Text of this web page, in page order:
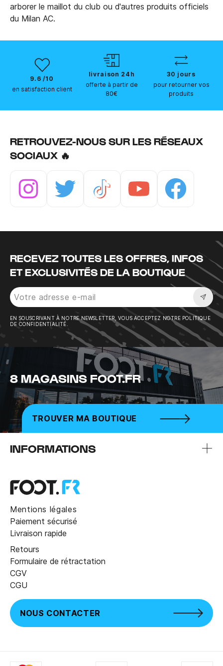
arborer le maillot du club ou d'autres produits officiels
du Milan AC.
9.6 /10
en satisfaction client
livraison 24h
offerte à partir de
80€
30 jours
pour retourner vos
produits
RETROUVEZ-NOUS SUR LES RÉSEAUX
SOCIAUX 🔥
RECEVEZ TOUTES LES OFFRES, INFOS
ET EXCLUSIVITÉS DE LA BOUTIQUE
EN SOUSCRIVANT À NOTRE NEWSLETTER, VOUS ACCEPTEZ NOTRE POLITIQUE
DE CONFIDENTIALITÉ.
8 MAGASINS FOOT.FR
TROUVER MA BOUTIQUE
INFORMATIONS
Mentions légales
Paiement sécurisé
Livraison rapide
Retours
Formulaire de rétractation
CGV
CGU
NOUS CONTACTER